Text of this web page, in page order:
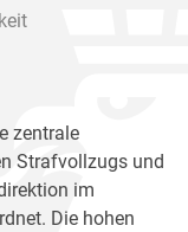
zentrale
Strafvollzugs und
im
Die hohen